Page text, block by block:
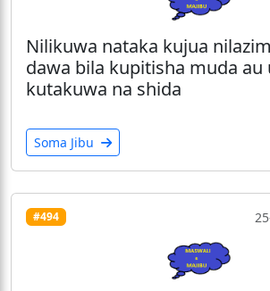
Nilikuwa nataka kujua
dawa bila kupitisha muda au
kutakuwa na shida
Soma Jibu
#494